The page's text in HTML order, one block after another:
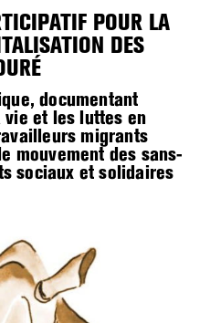
POUR LA
DES
documentant
vie et les luttes en
migrants
mouvement des sans-
sociaux et solidaires